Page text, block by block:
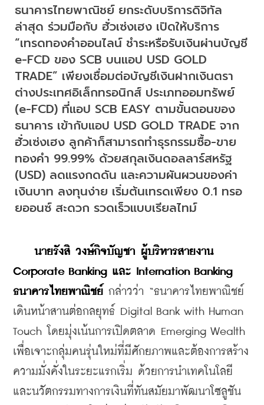
ธนาคารไทยพาณิชย์ ยกระดับบริการดิจิทัล
ล่าสุด ร่วมมือกับ ฮั่วเซ่งเฮง เปิดให้บริการ
“เทรดทองคำออนไลน์ ชำระหรือรับเงินผ่านบัญชี
e-FCD ของ SCB บนแอป USD GOLD
TRADE” เพียงเชื่อมต่อบัญชีเงินฝากเงินตรา
ต่างประเทศอิเล็กทรอนิกส์ ประเภทออมทรัพย์
(e-FCD) ที่แอป SCB EASY ตามขั้นตอนของ
ธนาคาร เข้ากับแอป USD GOLD TRADE จาก
ฮั่วเซ่งเฮง ลูกค้าก็สามารถทำธุรกรรมซื้อ-ขาย
ทองคำ 99.99% ด้วยสกุลเงินดอลลาร์สหรัฐ
(USD) ลดแรงกดดัน และความผันผวนของค่า
เงินบาท ลงทุนง่าย เริ่มต้นเทรดเพียง 0.1 ทรอ
ยออนซ์ สะดวก รวดเร็วแบบเรียลไทม์
นายรังสิ วงษ์กิจบัญชา ผู้บริหารสายงาน
Corporate Banking และ Internation Banking
ธนาคารไทยพาณิชย์ กล่าวว่า “ธนาคารไทยพาณิชย์
เดินหน้าสานต่อกลยุทธ์ Digital Bank with Human
Touch โดยมุ่งเน้นการเปิดตลาด Emerging Wealth
เพื่อเจาะกลุ่มคนรุ่นใหม่ที่มีศักยภาพและต้องการสร้าง
ความมั่งคั่งในระยะแรกเริ่ม ด้วยการนำเทคโนโลยี
และนวัตกรรมทางการเงินที่ทันสมัยมาพัฒนาโซลูชัน